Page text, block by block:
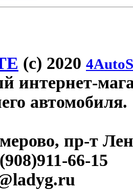
(c) 2020
интернет-
автомобиля.
пр-т
66-15